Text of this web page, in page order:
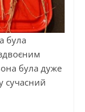
була
була дуже
сучасний